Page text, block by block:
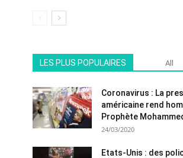
LES PLUS POPULAIRES All
Coronavirus : La
américaine rend
24/03/2020
Etats-Unis : des